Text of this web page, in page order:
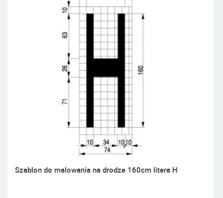
Szablon do malowania na drodze 160cm litera H